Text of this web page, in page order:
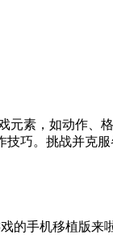
素，如动作、
巧。挑战并克
的手机移植版来